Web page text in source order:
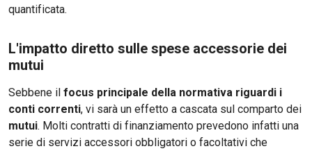
quantificata.
L'impatto diretto sulle spese accessorie dei
mutui
Sebbene il focus principale della normativa riguardi i
conti correnti, vi sarà un effetto a cascata sul comparto dei
mutui. Molti contratti di finanziamento prevedono infatti una
serie di servizi accessori obbligatori o facoltativi che